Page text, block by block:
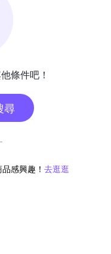
條件吧！
尋
感興趣！ 去逛逛